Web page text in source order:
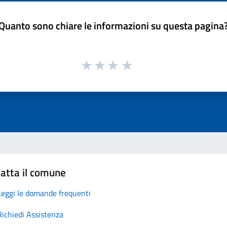
sono chiare le informazioni su questa
il comune
le domande frequenti
Assistenza